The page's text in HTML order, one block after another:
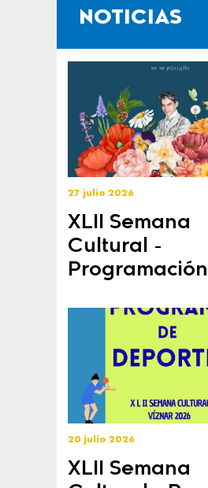
NOTICIAS
27 julio 2026
XLII Semana
Cultural -
Programación
20 julio 2026
XLII Semana